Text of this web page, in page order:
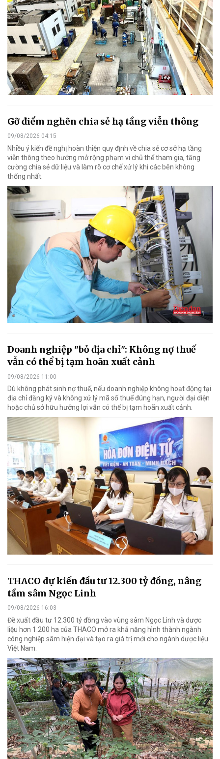
Gỡ điểm nghẽn chia sẻ hạ tầng viễn thông
09/08/2026 04:15
Nhiều ý kiến đề nghị hoàn thiện quy định về chia sẻ cơ sở hạ tầng
viễn thông theo hướng mở rộng phạm vi chủ thể tham gia, tăng
cường chia sẻ dữ liệu và làm rõ cơ chế xử lý khi các bên không
thống nhất.
Doanh nghiệp "bỏ địa chỉ": Không nợ thuế
vẫn có thể bị tạm hoãn xuất cảnh
09/08/2026 11:00
Dù không phát sinh nợ thuế, nếu doanh nghiệp không hoạt động tại
địa chỉ đăng ký và không xử lý mã số thuế đúng hạn, người đại diện
hoặc chủ sở hữu hưởng lợi vẫn có thể bị tạm hoãn xuất cảnh.
THACO dự kiến đầu tư 12.300 tỷ đồng, nâng
tầm sâm Ngọc Linh
09/08/2026 16:03
Đề xuất đầu tư 12.300 tỷ đồng vào vùng sâm Ngọc Linh và dược
liệu hơn 1.200 ha của THACO mở ra khả năng hình thành ngành
công nghiệp sâm hiện đại và tạo ra giá trị mới cho ngành dược liệu
Việt Nam.